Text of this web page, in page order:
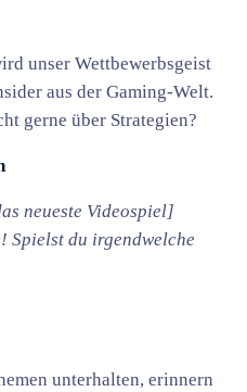
unser Wettbewerbsgeist
aus der Gaming-Welt.
gerne über Strategien?
neueste Videospiel]
Spielst du irgendwelche
unterhalten, erinnern